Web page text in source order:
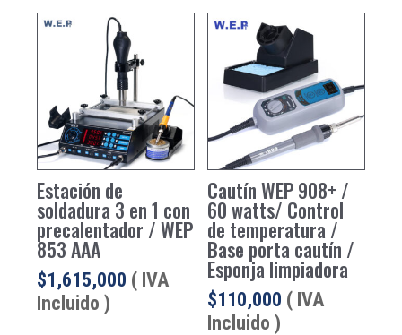
Estación de
soldadura 3 en 1 con
precalentador / WEP
853 AAA
$1,615,000 ( IVA
Incluido )
Cautín WEP 908+ /
60 watts/ Control
de temperatura /
Base porta cautín /
Esponja limpiadora
$110,000 ( IVA
Incluido )